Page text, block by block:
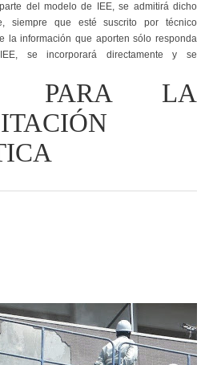
del modelo de IEE, se admitirá dicho
siempre que esté suscrito por técnico
la información que aporten sólo responda
se incorporará directamente y se
PARA LA